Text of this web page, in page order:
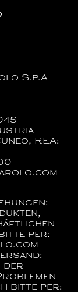
S.p.A
REA:
per:
der
bitte per: